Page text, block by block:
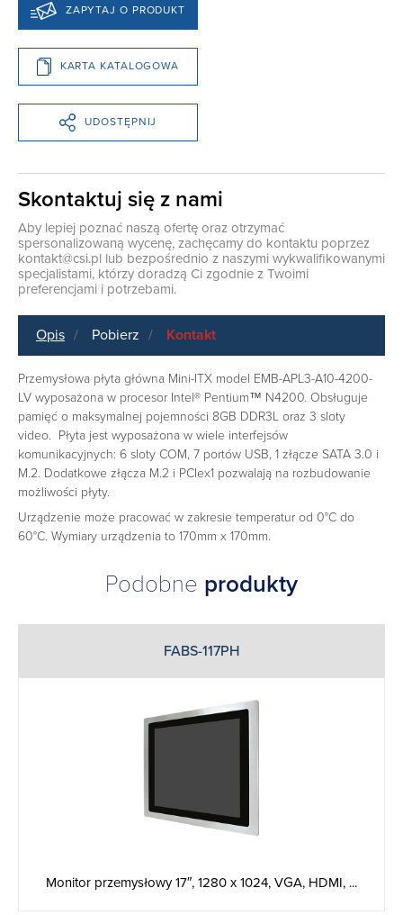
ZAPYTAJ O PRODUKT
KARTA KATALOGOWA
UDOSTĘPNIJ
Skontaktuj się z nami
Aby lepiej poznać naszą ofertę oraz otrzymać
spersonalizowaną wycenę, zachęcamy do kontaktu poprzez
kontakt@csi.pl lub bezpośrednio z naszymi wykwalifikowanymi
specjalistami, którzy doradzą Ci zgodnie z Twoimi
preferencjami i potrzebami.
Opis Pobierz Kontakt
Przemysłowa płyta główna Mini-ITX model EMB-APL3-A10-4200-
LV wyposażona w procesor Intel® Pentium™ N4200. Obsługuje
pamięć o maksymalnej pojemności 8GB DDR3L oraz 3 sloty
video. Płyta jest wyposażona w wiele interfejsów
komunikacyjnych: 6 sloty COM, 7 portów USB, 1 złącze SATA 3.0 i
M.2. Dodatkowe złącza M.2 i PCIex1 pozwalają na rozbudowanie
możliwości płyty.
Urządzenie może pracować w zakresie temperatur od 0°C do
60°C. Wymiary urządzenia to 170mm x 170mm.
Podobne produkty
FABS-117PH
Monitor przemysłowy 17″, 1280 x 1024, VGA, HDMI, ...